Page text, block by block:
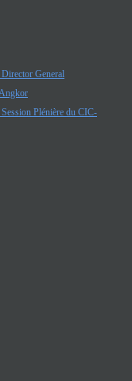
General
Plénière du CIC-